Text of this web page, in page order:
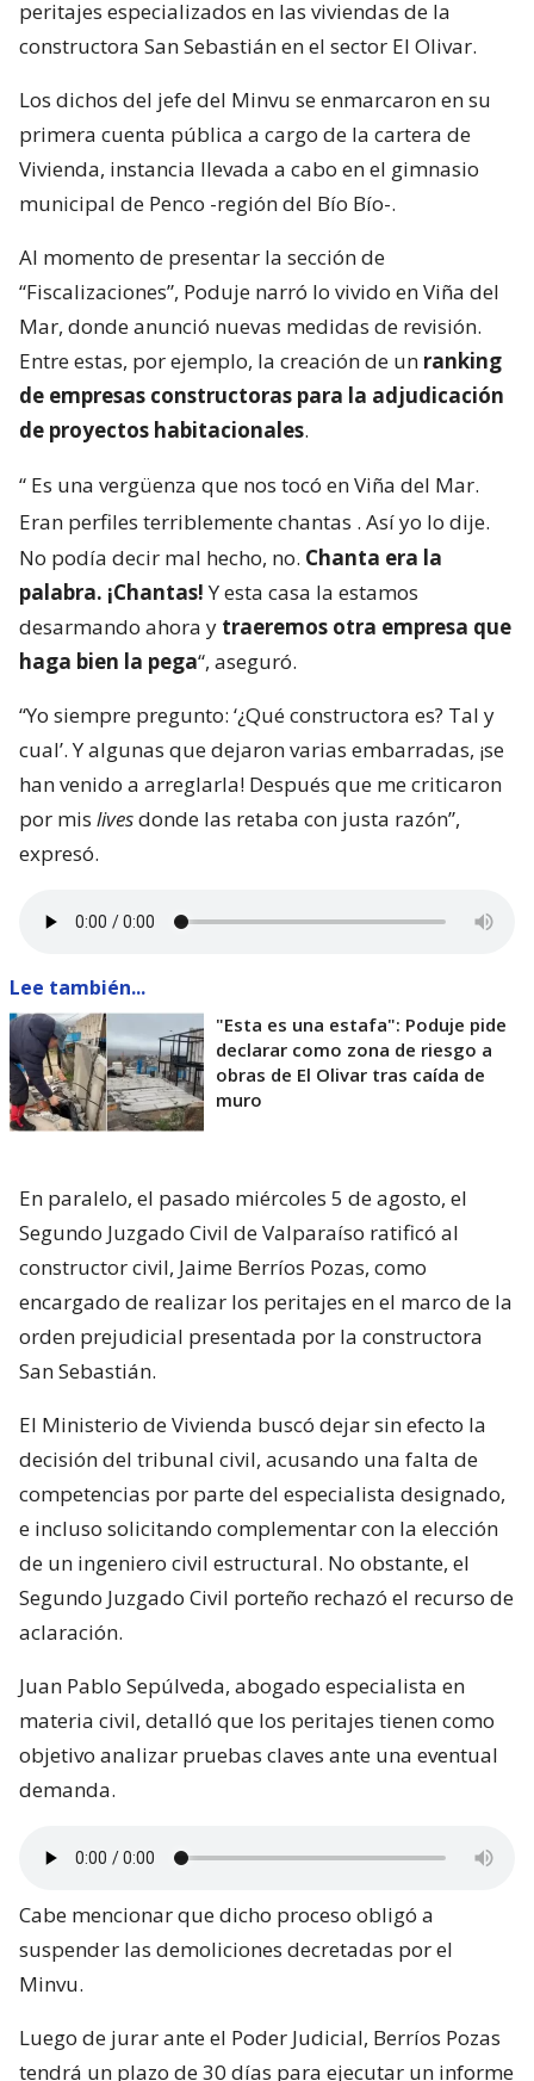
peritajes especializados en las viviendas de la
constructora San Sebastián en el sector El Olivar.
Los dichos del jefe del Minvu se enmarcaron en su
primera cuenta pública a cargo de la cartera de
Vivienda, instancia llevada a cabo en el gimnasio
municipal de Penco -región del Bío Bío-.
Al momento de presentar la sección de
“Fiscalizaciones”, Poduje narró lo vivido en Viña del
Mar, donde anunció nuevas medidas de revisión.
Entre estas, por ejemplo, la creación de un ranking
de empresas constructoras para la adjudicación
de proyectos habitacionales.
“ Es una vergüenza que nos tocó en Viña del Mar.
Eran perfiles terriblemente chantas . Así yo lo dije.
No podía decir mal hecho, no. Chanta era la
palabra. ¡Chantas!Y esta casa la estamos
desarmando ahora y traeremos otra empresa que
haga bien la pega“, aseguró.
“Yo siempre pregunto: ‘¿Qué constructora es? Tal y
cual’. Y algunas que dejaron varias embarradas, ¡se
han venido a arreglarla! Después que me criticaron
por mis livesdonde las retaba con justa razón”,
expresó.
Lee también...
"Esta es una estafa": Poduje pide
declarar como zona de riesgo a
obras de El Olivar tras caída de
muro
En paralelo, el pasado miércoles 5 de agosto, el
Segundo Juzgado Civil de Valparaíso ratificó al
constructor civil, Jaime Berríos Pozas, como
encargado de realizar los peritajes en el marco de la
orden prejudicial presentada por la constructora
San Sebastián.
El Ministerio de Vivienda buscó dejar sin efecto la
decisión del tribunal civil, acusando una falta de
competencias por parte del especialista designado,
e incluso solicitando complementar con la elección
de un ingeniero civil estructural. No obstante, el
Segundo Juzgado Civil porteño rechazó el recurso de
aclaración.
Juan Pablo Sepúlveda, abogado especialista en
materia civil, detalló que los peritajes tienen como
objetivo analizar pruebas claves ante una eventual
demanda.
Cabe mencionar que dicho proceso obligó a
suspender las demoliciones decretadas por el
Minvu.
Luego de jurar ante el Poder Judicial, Berríos Pozas
tendrá un plazo de 30 días para ejecutar un informe